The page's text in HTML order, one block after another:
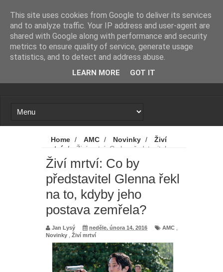
Loading...
Home / AMC / Novinky /
Živí
mrtví
/
Živí mrtví: Co by představitel
Glenna řekl na to, kdyby jeho postava
zemřela?
Živí mrtví: Co by
představitel Glenna řekl
na to, kdyby jeho
postava zemřela?
Jan Lysý neděle, února 14, 2016 AMC
Novinky
Živí mrtví
This site uses cookies from Google to deliver its services
and to analyze traffic. Your IP address and user-agent are
shared with Google along with performance and security
metrics to ensure quality of service, generate usage
statistics, and to detect and address abuse.
LEARN MORE GOT IT